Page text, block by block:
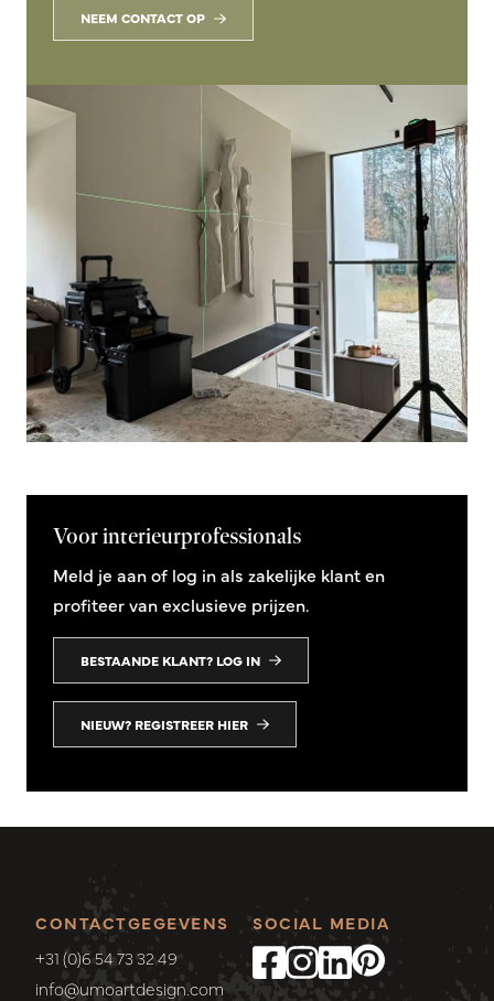
NEEM CONTACT OP
Voor interieurprofessionals
Meld je aan of log in als zakelijke klant en
profiteer van exclusieve prijzen.
BESTAANDE KLANT? LOG IN
NIEUW? REGISTREER HIER
CONTACTGEGEVENS
+31 (0)6 54 73 32 49
info@umoartdesign.com
SOCIAL MEDIA